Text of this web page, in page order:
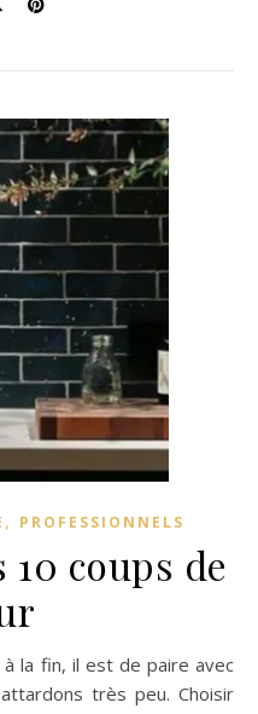
, PROFESSIONNELS
coups de
très peu. Choisir